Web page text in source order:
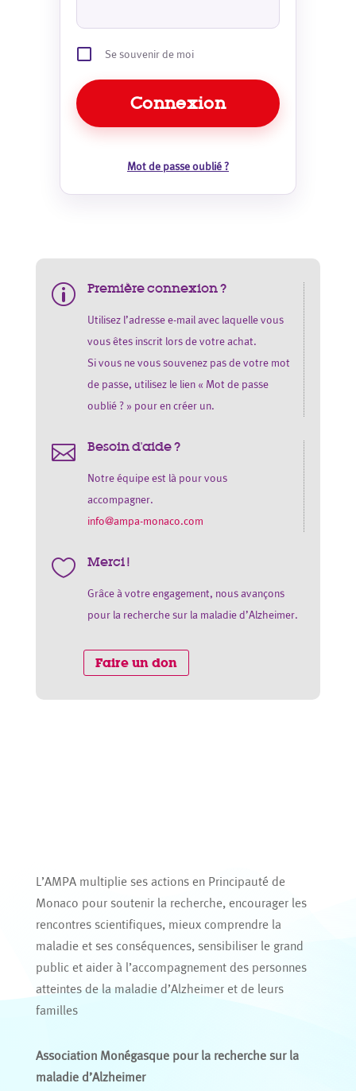
Se souvenir de moi
Mot de passe oublié ?
p Première connexion ?
Utilisez l’adresse e-mail avec laquelle vous
vous êtes inscrit lors de votre achat.
Si vous ne vous souvenez pas de votre mot
de passe, utilisez le lien « Mot de passe
oublié ? » pour en créer un.
 Besoin d'aide ?
Notre équipe est là pour vous
accompagner.
info@ampa-monaco.com
 Merci !
Grâce à votre engagement, nous avançons
pour la recherche sur la maladie d’Alzheimer.
Faire un don
L’AMPA multiplie ses actions en Principauté de
Monaco pour soutenir la recherche, encourager les
rencontres scientifiques, mieux comprendre la
maladie et ses conséquences, sensibiliser le grand
public et aider à l’accompagnement des personnes
atteintes de la maladie d’Alzheimer et de leurs
familles
Association Monégasque pour la recherche sur la
maladie d’Alzheimer